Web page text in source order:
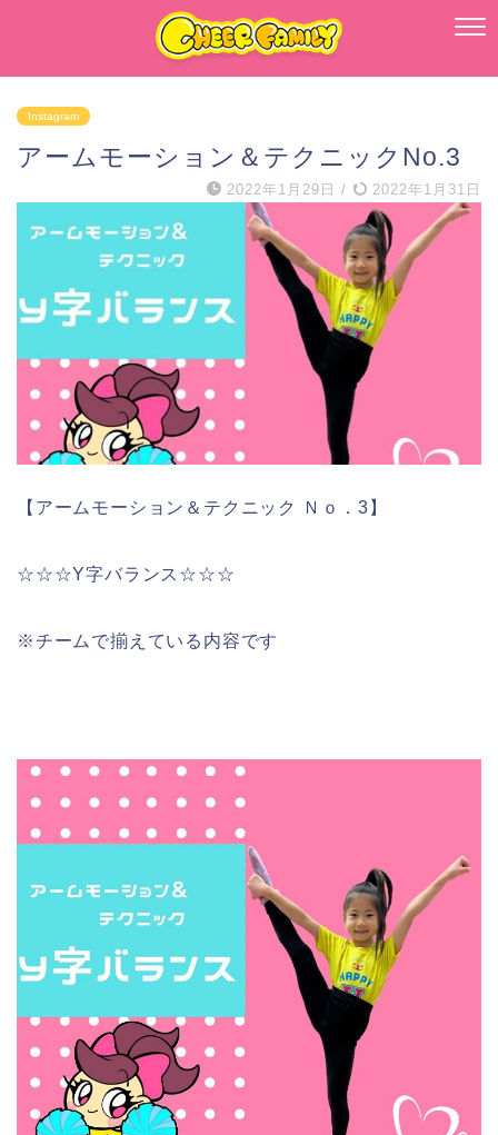
Instagram
アームモーション＆テクニックNo.3
2022年1月29日 / 2022年1月31日
【アームモーション＆テクニック Ｎｏ．3】
☆☆☆Y字バランス☆☆☆
※チームで揃えている内容です